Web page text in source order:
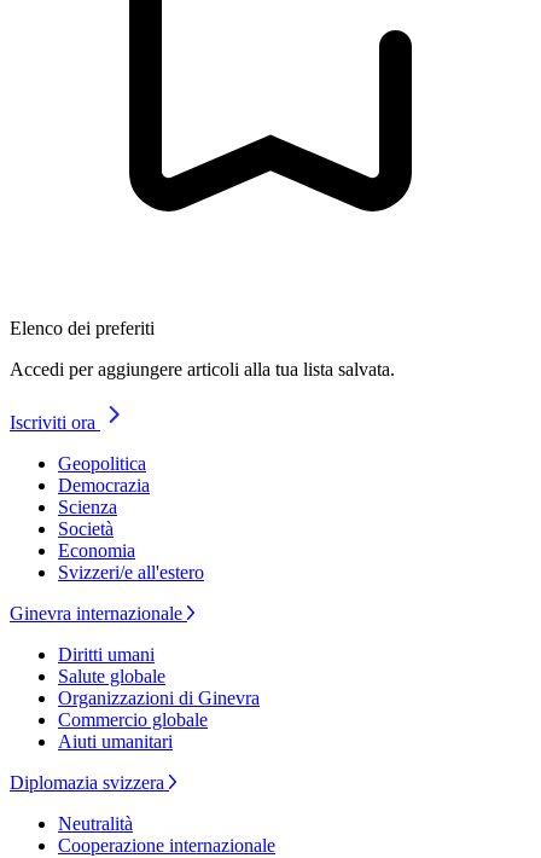
Elenco dei preferiti
Accedi per aggiungere articoli alla tua lista salvata.
Iscriviti ora
Geopolitica
Democrazia
Scienza
Società
Economia
Svizzeri/e all'estero
Ginevra internazionale
Diritti umani
Salute globale
Organizzazioni di Ginevra
Commercio globale
Aiuti umanitari
Diplomazia svizzera
Neutralità
Cooperazione internazionale